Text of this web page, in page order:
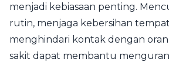
menjadi kebiasaan penting.
rutin, menjaga kebersihan
menghindari kontak dengan
sakit dapat membantu